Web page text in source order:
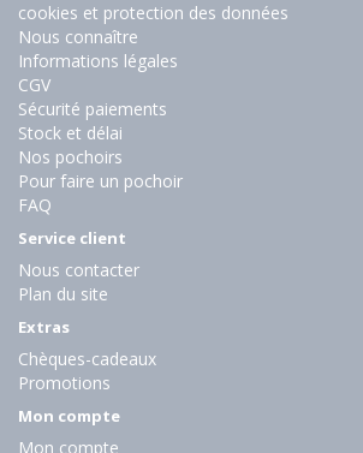
cookies et protection des données
Nous connaître
Informations légales
CGV
Sécurité paiements
Stock et délai
Nos pochoirs
Pour faire un pochoir
FAQ
Service client
Nous contacter
Plan du site
Extras
Chèques-cadeaux
Promotions
Mon compte
Mon compte